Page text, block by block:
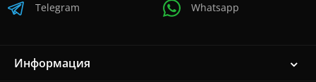
Telegram Whatsapp
Информация